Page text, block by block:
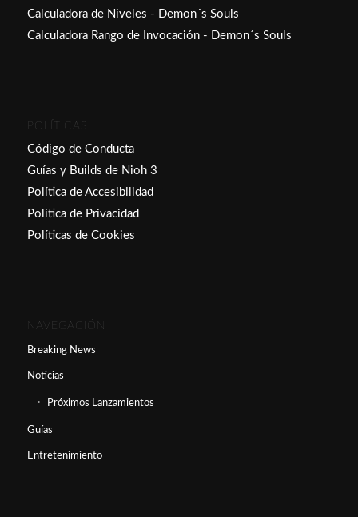
Calculadora de Niveles - Demon´s Souls
Calculadora Rango de Invocación - Demon´s Souls
POLÍTICAS
Código de Conducta
Guías y Builds de Nioh 3
Política de Accesibilidad
Política de Privacidad
Políticas de Cookies
NAVEGACIÓN
Breaking News
Noticias
Próximos Lanzamientos
Guías
Entretenimiento